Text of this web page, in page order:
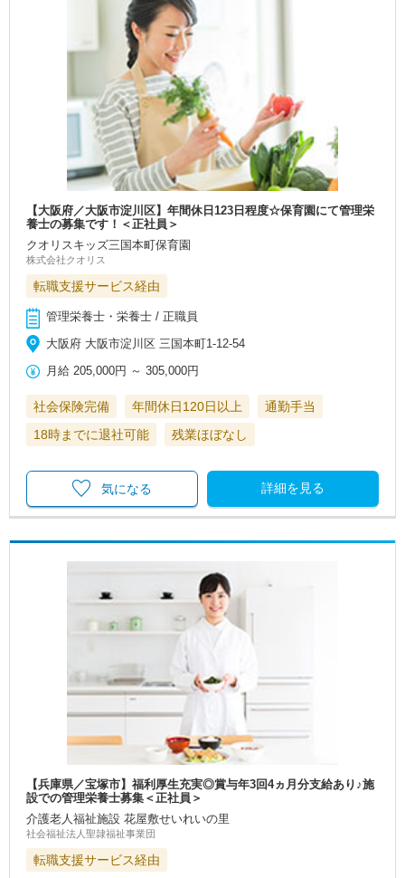
【大阪府／大阪市淀川区】年間休日123日程度☆保育園にて管理栄
養士の募集です！＜正社員＞
クオリスキッズ三国本町保育園
株式会社クオリス
転職支援サービス経由
管理栄養士・栄養士 / 正職員
大阪府 大阪市淀川区 三国本町1-12‐54
月給 205,000円 ～305,000円
社会保険完備 年間休日120日以上
通勤手当
18時までに退社可能
残業ほぼなし
詳細を見る
気になる
【兵庫県／宝塚市】福利厚生充実◎賞与年3回4ヵ月分支給あり♪施
設での管理栄養士募集＜正社員＞
介護老人福祉施設 花屋敷せいれいの里
社会福祉法人聖隷福祉事業団
転職支援サービス経由